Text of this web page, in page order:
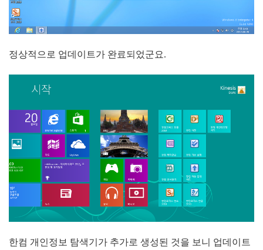
정상적으로 업데이트가 완료되었군요.
한컴 개인정보 탐색기가 추가로 생성된 것을 보니 업데이트